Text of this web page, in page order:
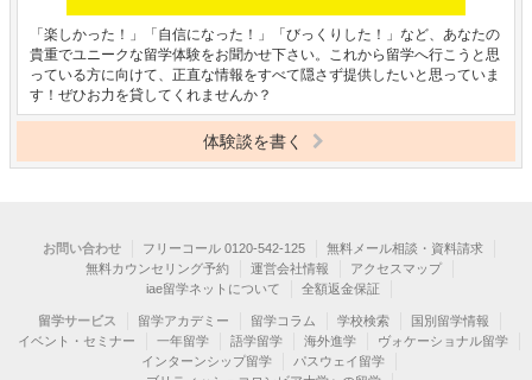
「楽しかった！」「自信になった！」「びっくりした！」など、あなたの
貴重でユニークな留学体験をお聞かせ下さい。これから留学へ行こうと思
っている方に向けて、正直な情報をすべて隠さず提供したいと思っていま
す！ぜひお力を貸してくれませんか？
体験談を書く
お問い合わせ フリーコール 0120-542-125
無料メール相談・資料請求
無料カウンセリング予約
運営会社情報
アクセスマップ
iae留学ネットについて
全額返金保証
留学サービス 留学アカデミー 留学コラム 学校検索
国別留学情報
イベント・セミナー
一年留学 語学留学 海外進学
ヴォケーショナル留学
インターンシップ留学
パスウェイ留学